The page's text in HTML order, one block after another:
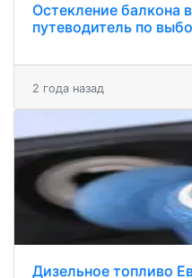
Остекление балкона
путеводитель по
2 года назад
Дизельное топливо